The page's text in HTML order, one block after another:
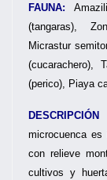
FAUNA:
(tangaras),
Micrastur
(cucarachero),
(perico), Piaya
microcuenca es
con relieve
cultivos y